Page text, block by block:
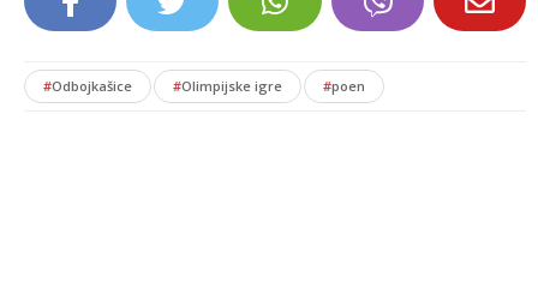
#Odbojkašice #Olimpijske igre #poen